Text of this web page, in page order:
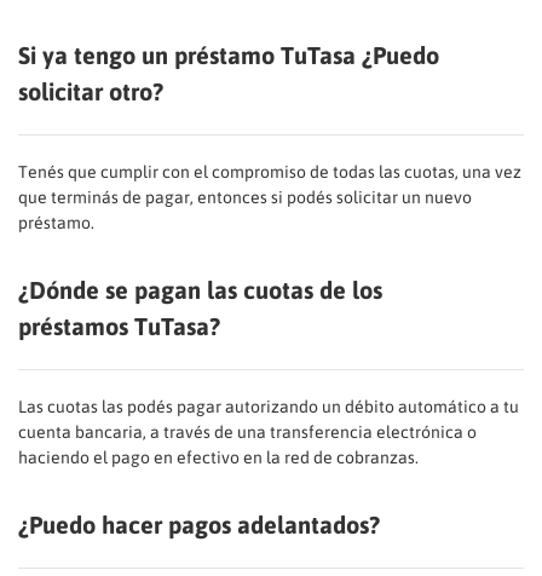
Si ya tengo un préstamo TuTasa ¿Puedo
solicitar otro?
Tenés que cumplir con el compromiso de todas las cuotas, una vez
que terminás de pagar, entonces si podés solicitar un nuevo
préstamo.
¿Dónde se pagan las cuotas de los
préstamos TuTasa?
Las cuotas las podés pagar autorizando un débito automático a tu
cuenta bancaria, a través de una transferencia electrónica o
haciendo el pago en efectivo en la red de cobranzas.
¿Puedo hacer pagos adelantados?